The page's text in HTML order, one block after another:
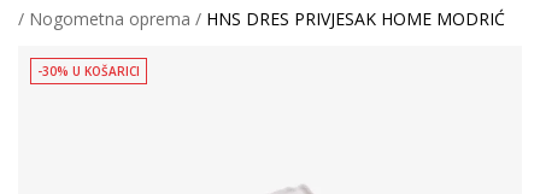
Nogometna oprema
HNS DRES PRIVJESAK HOME MODRIĆ
-30% U KOŠARICI